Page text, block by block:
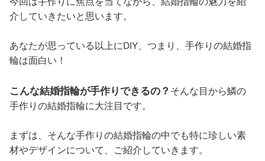
介していきたいと思います。
あなたが思っている以上にDIY、つまり、手作りの結婚指
輪は面白い！
こんな結婚指輪が手作りできるの？ そんな目から鱗の
手作りの結婚指輪に大注目です。
まずは、そんな手作りの結婚指輪の中でも特に珍しい素
材やデザインについて、ご紹介していきます。